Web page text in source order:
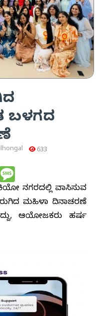
ಬಳಗದ
633
ನಗರದಲ್ಲಿ ವಾಸಿಸುವ
ಮಹಿಳಾ ದಿನಾಚರಣೆ
ಆಯೋಜಕರು ಹರ್ಷ